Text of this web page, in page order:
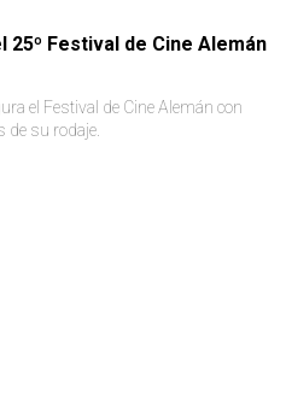
Festival de Cine Alemán
el Festival de Cine Alemán con
de su rodaje.